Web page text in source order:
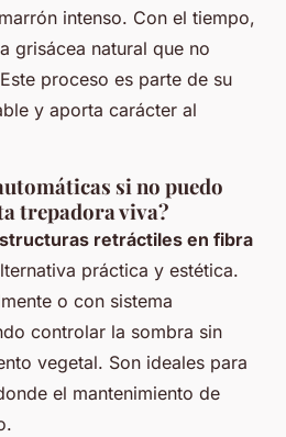
intenso. Con el tiempo,
grisácea natural que no
proceso es parte de su
y aporta carácter al
si no puedo
trepadora viva?
retráctiles en fibra
práctica y estética.
o con sistema
controlar la sombra sin
vegetal. Son ideales para
el mantenimiento de